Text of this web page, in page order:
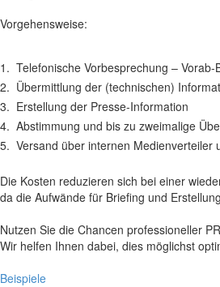
Vorgehensweise:
1. Telefonische Vorbesprechung – Vorab-
2. Übermittlung der (technischen)
3. Erstellung der Presse-Information
4. Abstimmung und bis zu zweimalige
5. Versand über internen Medienverteiler
Die Kosten reduzieren sich bei einer
da die Aufwände für Briefing und
Nutzen Sie die Chancen professioneller
Wir helfen Ihnen dabei, dies möglichst
Beispiele